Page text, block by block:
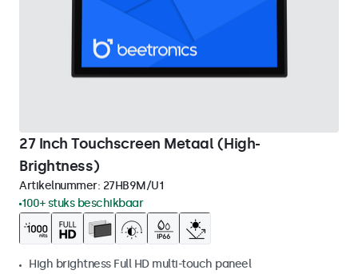
27 Inch Touchscreen Metaal (High-
Brightness)
Artikelnummer: 27HB9M/U1
100+ stuks beschikbaar
High brightness Full HD multi-touch paneel